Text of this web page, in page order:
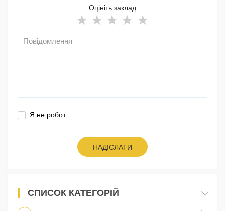
Оцініть заклад
Я не робот
НАДІСЛАТИ
СПИСОК КАТЕГОРІЙ